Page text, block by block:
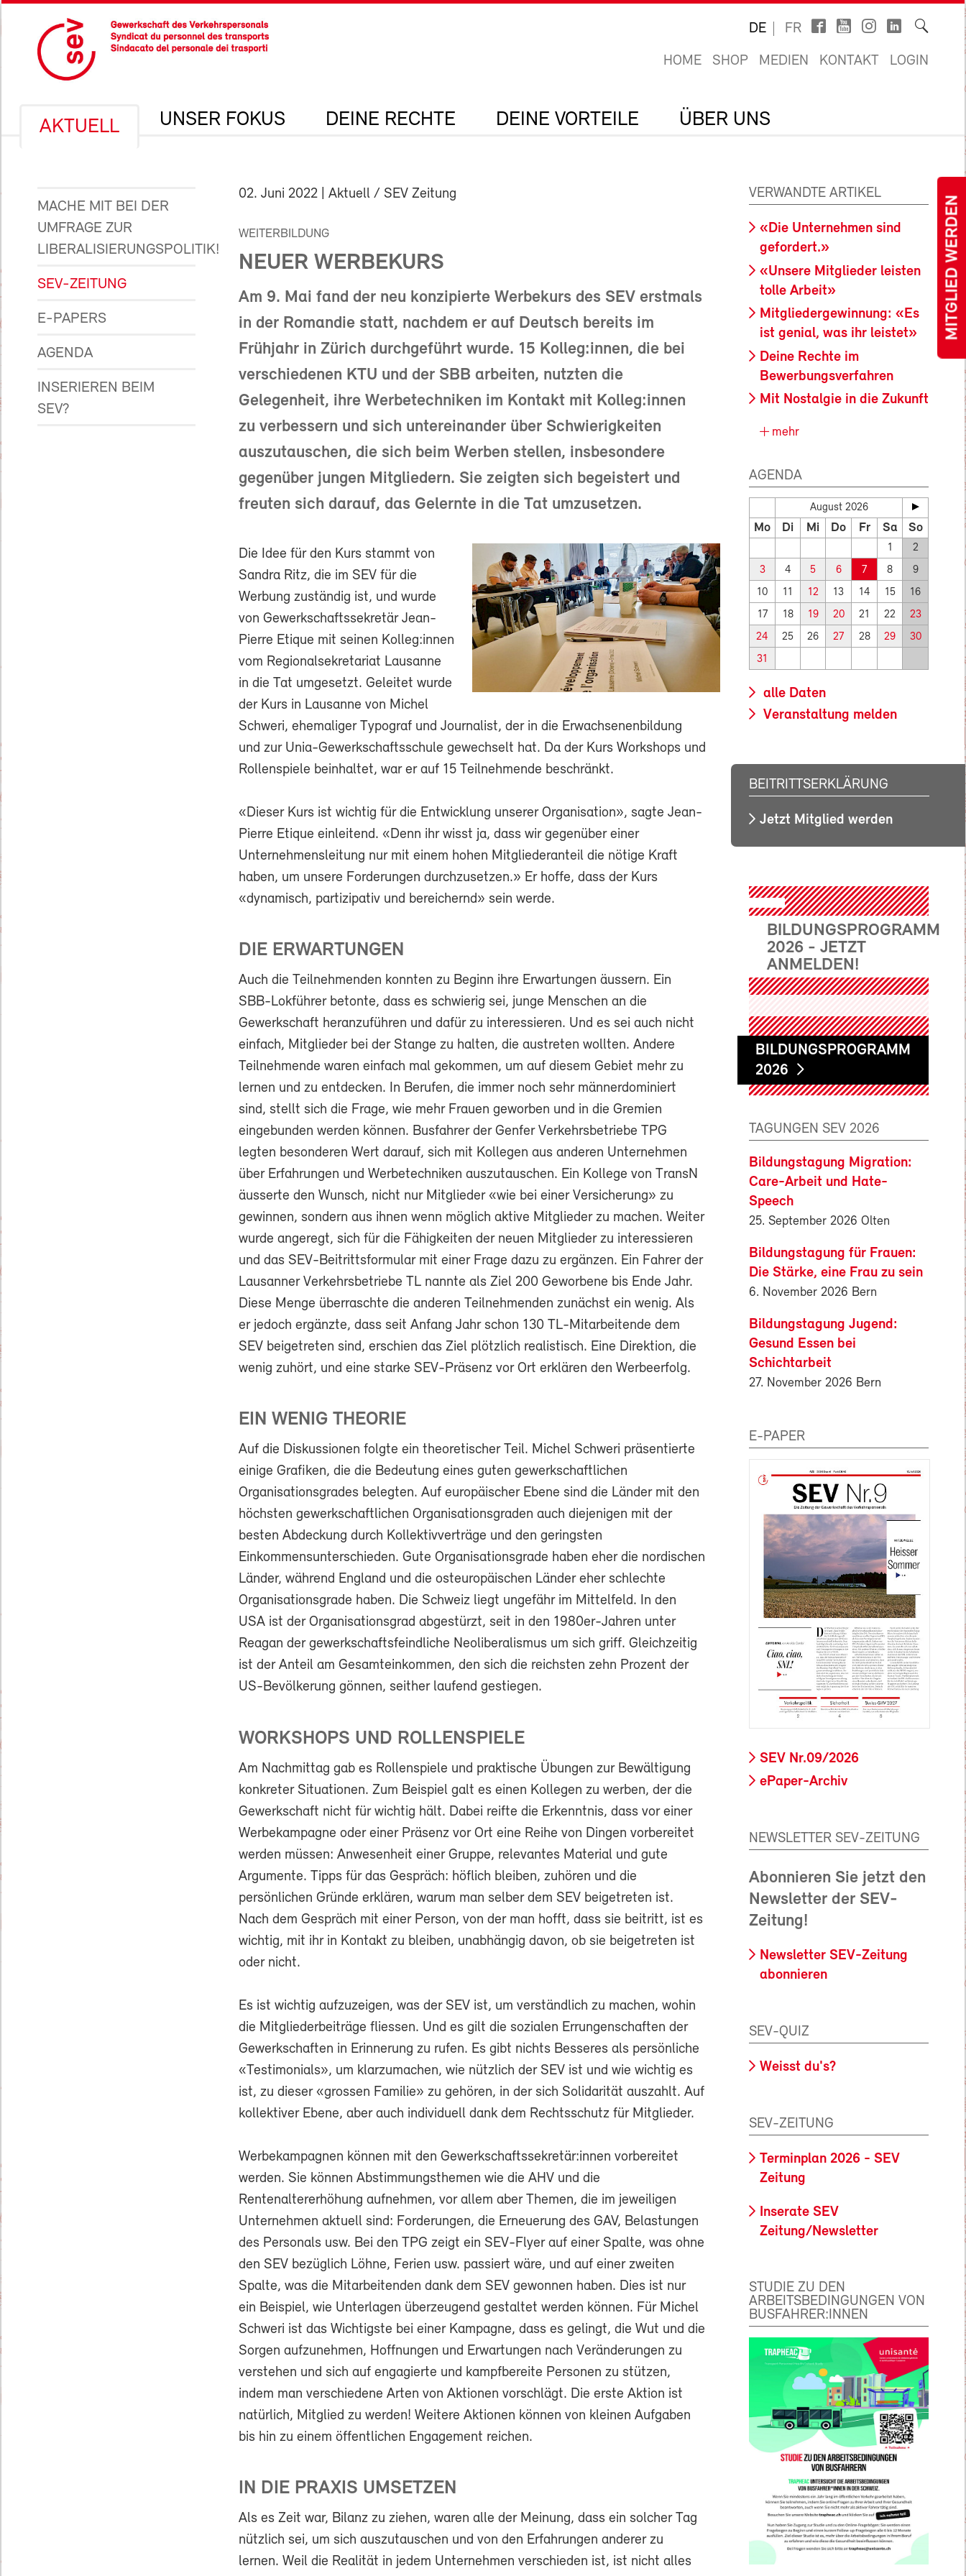
MITGLIED WERDEN
DE FR
HOME SHOP MEDIEN KONTAKT LOGIN
AKTUELL UNSER FOKUS DEINE RECHTE DEINE VORTEILE ÜBER UNS
MACHE MIT BEI DER
UMFRAGE ZUR
LIBERALISIERUNGSPOLITIK!
SEV-ZEITUNG
E-PAPERS
AGENDA
INSERIEREN BEIM
SEV?
02. Juni 2022 | Aktuell / SEV Zeitung
WEITERBILDUNG
NEUER WERBEKURS
Am 9. Mai fand der neu konzipierte Werbekurs des SEV erstmals
in der Romandie statt, nachdem er auf Deutsch bereits im
Frühjahr in Zürich durchgeführt wurde. 15 Kolleg:innen, die bei
verschiedenen KTU und der SBB arbeiten, nutzten die
Gelegenheit, ihre Werbetechniken im Kontakt mit Kolleg:innen
zu verbessern und sich untereinander über Schwierigkeiten
auszutauschen, die sich beim Werben stellen, insbesondere
gegenüber jungen Mitgliedern. Sie zeigten sich begeistert und
freuten sich darauf, das Gelernte in die Tat umzusetzen.
Die Idee für den Kurs stammt von
Sandra Ritz, die im SEV für die
Werbung zuständig ist, und wurde
von Gewerkschaftssekretär Jean-
Pierre Etique mit seinen Kolleg:innen
vom Regionalsekretariat Lausanne
in die Tat umgesetzt. Geleitet wurde
der Kurs in Lausanne von Michel
Schweri, ehemaliger Typograf und Journalist, der in die Erwachsenenbildung
und zur Unia-Gewerkschaftsschule gewechselt hat. Da der Kurs Workshops und
Rollenspiele beinhaltet, war er auf 15 Teilnehmende beschränkt.
«Dieser Kurs ist wichtig für die Entwicklung unserer Organisation», sagte Jean-
Pierre Etique einleitend. «Denn ihr wisst ja, dass wir gegenüber einer
Unternehmensleitung nur mit einem hohen Mitgliederanteil die nötige Kraft
haben, um unsere Forderungen durchzusetzen.» Er hoffe, dass der Kurs
«dynamisch, partizipativ und bereichernd» sein werde.
DIE ERWARTUNGEN
Auch die Teilnehmenden konnten zu Beginn ihre Erwartungen äussern. Ein
SBB-Lokführer betonte, dass es schwierig sei, junge Menschen an die
Gewerkschaft heranzuführen und dafür zu interessieren. Und es sei auch nicht
einfach, Mitglieder bei der Stange zu halten, die austreten wollten. Andere
Teilnehmende waren einfach mal gekommen, um auf diesem Gebiet mehr zu
lernen und zu entdecken. In Berufen, die immer noch sehr männerdominiert
sind, stellt sich die Frage, wie mehr Frauen geworben und in die Gremien
eingebunden werden können. Busfahrer der Genfer Verkehrsbetriebe TPG
legten besonderen Wert darauf, sich mit Kollegen aus anderen Unternehmen
über Erfahrungen und Werbetechniken auszutauschen. Ein Kollege von TransN
äusserte den Wunsch, nicht nur Mitglieder «wie bei einer Versicherung» zu
gewinnen, sondern aus ihnen wenn möglich aktive Mitglieder zu machen. Weiter
wurde angeregt, sich für die Fähigkeiten der neuen Mitglieder zu interessieren
und das SEV-Beitrittsformular mit einer Frage dazu zu ergänzen. Ein Fahrer der
Lausanner Verkehrsbetriebe TL nannte als Ziel 200 Geworbene bis Ende Jahr.
Diese Menge überraschte die anderen Teilnehmenden zunächst ein wenig. Als
er jedoch ergänzte, dass seit Anfang Jahr schon 130 TL-Mitarbeitende dem
SEV beigetreten sind, erschien das Ziel plötzlich realistisch. Eine Direktion, die
wenig zuhört, und eine starke SEV-Präsenz vor Ort erklären den Werbeerfolg.
EIN WENIG THEORIE
Auf die Diskussionen folgte ein theoretischer Teil. Michel Schweri präsentierte
einige Grafiken, die die Bedeutung eines guten gewerkschaftlichen
Organisationsgrades belegten. Auf europäischer Ebene sind die Länder mit den
höchsten gewerkschaftlichen Organisationsgraden auch diejenigen mit der
besten Abdeckung durch Kollektivverträge und den geringsten
Einkommensunterschieden. Gute Organisationsgrade haben eher die nordischen
Länder, während England und die osteuropäischen Länder eher schlechte
Organisationsgrade haben. Die Schweiz liegt ungefähr im Mittelfeld. In den
USA ist der Organisationsgrad abgestürzt, seit in den 1980er-Jahren unter
Reagan der gewerkschaftsfeindliche Neoliberalismus um sich griff. Gleichzeitig
ist der Anteil am Gesamteinkommen, den sich die reichsten zehn Prozent der
US-Bevölkerung gönnen, seither laufend gestiegen.
WORKSHOPS UND ROLLENSPIELE
Am Nachmittag gab es Rollenspiele und praktische Übungen zur Bewältigung
konkreter Situationen. Zum Beispiel galt es einen Kollegen zu werben, der die
Gewerkschaft nicht für wichtig hält. Dabei reifte die Erkenntnis, dass vor einer
Werbekampagne oder einer Präsenz vor Ort eine Reihe von Dingen vorbereitet
werden müssen: Anwesenheit einer Gruppe, relevantes Material und gute
Argumente. Tipps für das Gespräch: höflich bleiben, zuhören und die
persönlichen Gründe erklären, warum man selber dem SEV beigetreten ist.
Nach dem Gespräch mit einer Person, von der man hofft, dass sie beitritt, ist es
wichtig, mit ihr in Kontakt zu bleiben, unabhängig davon, ob sie beigetreten ist
oder nicht.
Es ist wichtig aufzuzeigen, was der SEV ist, um verständlich zu machen, wohin
die Mitgliederbeiträge fliessen. Und es gilt die sozialen Errungenschaften der
Gewerkschaften in Erinnerung zu rufen. Es gibt nichts Besseres als persönliche
«Testimonials», um klarzumachen, wie nützlich der SEV ist und wie wichtig es
ist, zu dieser «grossen Familie» zu gehören, in der sich Solidarität auszahlt. Auf
kollektiver Ebene, aber auch individuell dank dem Rechtsschutz für Mitglieder.
Werbekampagnen können mit den Gewerkschaftssekretär:innen vorbereitet
werden. Sie können Abstimmungsthemen wie die AHV und die
Rentenaltererhöhung aufnehmen, vor allem aber Themen, die im jeweiligen
Unternehmen aktuell sind: Forderungen, die Erneuerung des GAV, Belastungen
des Personals usw. Bei den TPG zeigt ein SEV-Flyer auf einer Spalte, was ohne
den SEV bezüglich Löhne, Ferien usw. passiert wäre, und auf einer zweiten
Spalte, was die Mitarbeitenden dank dem SEV gewonnen haben. Dies ist nur
ein Beispiel, wie Unterlagen überzeugend gestaltet werden können. Für Michel
Schweri ist das Wichtigste bei einer Kampagne, dass es gelingt, die Wut und die
Sorgen aufzunehmen, Hoffnungen und Erwartungen nach Veränderungen zu
verstehen und sich auf engagierte und kampfbereite Personen zu stützen,
indem man verschiedene Arten von Aktionen vorschlägt. Die erste Aktion ist
natürlich, Mitglied zu werden! Weitere Aktionen können von kleinen Aufgaben
bis hin zu einem öffentlichen Engagement reichen.
IN DIE PRAXIS UMSETZEN
Als es Zeit war, Bilanz zu ziehen, waren alle der Meinung, dass ein solcher Tag
nützlich sei, um sich auszutauschen und von den Erfahrungen anderer zu
lernen. Weil die Realität in jedem Unternehmen verschieden ist, ist nicht alles
VERWANDTE ARTIKEL
«Die Unternehmen sind
gefordert.»
«Unsere Mitglieder leisten
tolle Arbeit»
Mitgliedergewinnung: «Es
ist genial, was ihr leistet»
Deine Rechte im
Bewerbungsverfahren
Mit Nostalgie in die Zukunft
mehr
AGENDA
August 2026
Mo Di Mi Do Fr Sa So
1 2
3 4 5 6 7 8 9
10 11 12 13 14 15 16
17 18 19 20 21 22 23
24 25 26 27 28 29 30
31
alle Daten
Veranstaltung melden
BEITRITTSERKLÄRUNG
Jetzt Mitglied werden
BILDUNGSPROGRAMM
2026 - JETZT
ANMELDEN!
BILDUNGSPROGRAMM
2026
TAGUNGEN SEV 2026
Bildungstagung Migration:
Care-Arbeit und Hate-
Speech
25. September 2026 Olten
Bildungstagung für Frauen:
Die Stärke, eine Frau zu sein
6. November 2026 Bern
Bildungstagung Jugend:
Gesund Essen bei
Schichtarbeit
27. November 2026 Bern
E-PAPER
SEV Nr.09/2026
ePaper-Archiv
NEWSLETTER SEV-ZEITUNG
Abonnieren Sie jetzt den
Newsletter der SEV-
Zeitung!
Newsletter SEV-Zeitung
abonnieren
SEV-QUIZ
Weisst du's?
SEV-ZEITUNG
Terminplan 2026 - SEV
Zeitung
Inserate SEV
Zeitung/Newsletter
STUDIE ZU DEN
ARBEITSBEDINGUNGEN VON
BUSFAHRER:INNEN